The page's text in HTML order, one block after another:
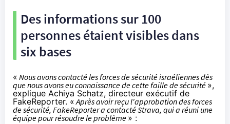
Des informations sur 100
personnes étaient visibles dans
six bases
« Nous avons contacté les forces de sécurité israéliennes dès
que nous avons eu connaissance de cette faille de sécurité »,
explique Achiya Schatz, directeur exécutif de
FakeReporter. «Après avoir reçu l'approbation des forces
de sécurité, FakeReporter a contacté Strava, qui a réuni une
équipe pour résoudre le problème » :